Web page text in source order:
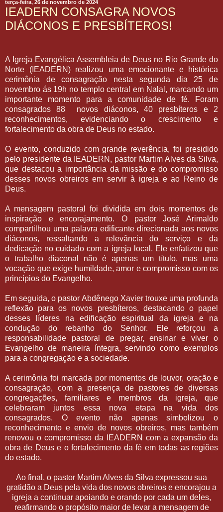
terça-feira, 26 de novembro de 2024
IEADERN CONSAGRA NOVOS
DIÁCONOS E PRESBÍTEROS!
A Igreja Evangélica Assembleia de Deus no Rio Grande do
Norte (IEADERN) realizou uma emocionante e histórica
cerimônia de consagração nesta segunda dia 25 de
novembro ás 19h no templo central em Nalal, marcando um
importante momento para a comunidade de fé. Foram
consagrados 88 novos diáconos, 40 presbíteros e 2
reconhecimentos, evidenciando o crescimento e
fortalecimento da obra de Deus no estado.
O evento, conduzido com grande reverência, foi presidido
pelo presidente da IEADERN, pastor Martim Alves da Silva,
que destacou a importância da missão e do compromisso
desses novos obreiros em servir à igreja e ao Reino de
Deus.
A mensagem pastoral foi dividida em dois momentos de
inspiração e encorajamento. O pastor José Arimaldo
compartilhou uma palavra edificante direcionada aos novos
diáconos, ressaltando a relevância do serviço e da
dedicação no cuidado com a igreja local. Ele enfatizou que
o trabalho diaconal não é apenas um título, mas uma
vocação que exige humildade, amor e compromisso com os
princípios do Evangelho.
Em seguida, o pastor Abdênego Xavier trouxe uma profunda
reflexão para os novos presbíteros, destacando o papel
desses líderes na edificação espiritual da igreja e na
condução do rebanho do Senhor. Ele reforçou a
responsabilidade pastoral de pregar, ensinar e viver o
Evangelho de maneira íntegra, servindo como exemplos
para a congregação e a sociedade.
A cerimônia foi marcada por momentos de louvor, oração e
consagração, com a presença de pastores de diversas
congregações, familiares e membros da igreja, que
celebraram juntos essa nova etapa na vida dos
consagrados. O evento não apenas simbolizou o
reconhecimento e envio de novos obreiros, mas também
renovou o compromisso da IEADERN com a expansão da
obra de Deus e o fortalecimento da fé em todas as regiões
do estado.
Ao final, o pastor Martim Alves da Silva expressou sua
gratidão a Deus pela vida dos novos obreiros e encorajou a
igreja a continuar apoiando e orando por cada um deles,
reafirmando o propósito maior de levar a mensagem de